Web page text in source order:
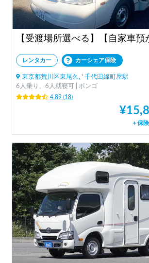
レンタカー カーシェア保険
東京都荒川区東尾久, ' 千代田線町屋駅
6人乗り、6人就寝可 | ボンゴ
4.89(18)
¥
＋保